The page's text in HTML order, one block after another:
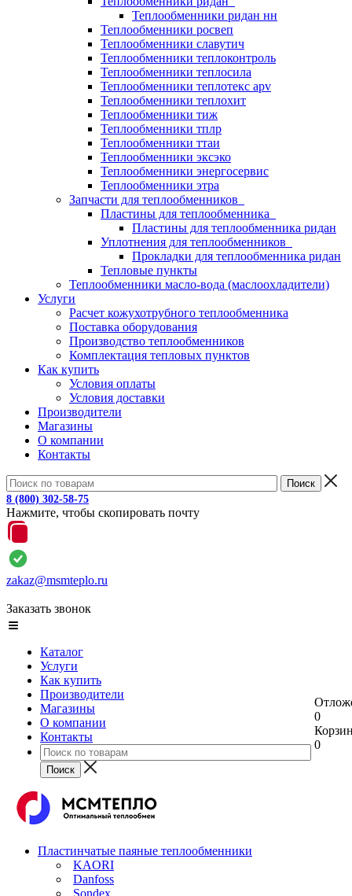
Теплообменники ридан нн
Теплообменники росвеп
Теплообменники славутич
Теплообменники теплоконтроль
Теплообменники теплосила
Теплообменники теплотекс apv
Теплообменники теплохит
Теплообменники тиж
Теплообменники тплр
Теплообменники ттаи
Теплообменники эксэко
Теплообменники энергосервис
Теплообменники этра
Запчасти для теплообменников
Пластины для теплообменника
Пластины для теплообменника ридан
Уплотнения для теплообменников
Прокладки для теплообменника ридан
Тепловые пункты
Теплообменники масло-вода (маслоохладители)
Услуги
Расчет кожухотрубного теплообменника
Поставка оборудования
Производство теплообменников
Комплектация тепловых пунктов
Как купить
Условия оплаты
Условия доставки
Производители
Магазины
О компании
Контакты
8 (800) 302-58-75
Нажмите, чтобы скопировать почту
zakaz@msmteplo.ru
Заказать звонок
Каталог
Услуги
Как купить
Производители
Магазины
О компании
Контакты
0
0
Пластинчатые паяные теплообменники
KAORI
Danfoss
Sondex